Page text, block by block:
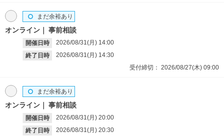
オンライン 事前相談
開催日時 2026/08/31(月) 14:00
終了日時
2026/08/31(月) 14:30
まだ余裕あり
受付締切： 2026/08/27(木) 09:00
オンライン 事前相談
開催日時 2026/08/31(月) 20:00
終了日時
2026/08/31(月) 20:30
まだ余裕あり